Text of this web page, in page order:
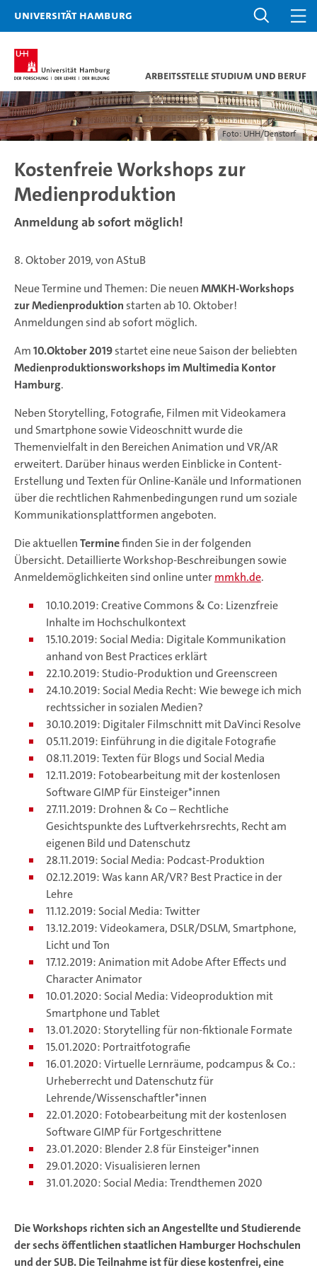
Universität Hamburg
Arbeitsstelle Studium und Beruf
Foto: UHH/Denstorf
Kostenfreie Workshops zur
Medienproduktion
Anmeldung ab sofort möglich!
8. Oktober 2019, von AStuB
Neue Termine und Themen: Die neuenMMKH-Workshops
zur Medienproduktion starten ab 10. Oktober!
Anmeldungen sind ab sofort möglich.
Am10.Oktober 2019startet eine neue Saison der beliebten
Medienproduktionsworkshops im Multimedia Kontor
Hamburg.
Neben Storytelling, Fotografie, Filmen mit Videokamera
und Smartphone sowie Videoschnitt wurde die
Themenvielfalt in den Bereichen Animation und VR/AR
erweitert. Darüber hinaus werden Einblicke in Content-
Erstellung und Texten für Online-Kanäle und Informationen
über die rechtlichen Rahmenbedingungen rund um soziale
Kommunikationsplattformen angeboten.
Die aktuellenTerminefinden Sie in der folgenden
Übersicht. Detaillierte Workshop-Beschreibungen sowie
Anmeldemöglichkeiten sind online untermmkh.de.
10.10.2019: Creative Commons & Co: Lizenzfreie
Inhalte im Hochschulkontext
15.10.2019: Social Media: Digitale Kommunikation
anhand von Best Practices erklärt
22.10.2019: Studio-Produktion und Greenscreen
24.10.2019: Social Media Recht: Wie bewege ich mich
rechtssicher in sozialen Medien?
30.10.2019: Digitaler Filmschnitt mit DaVinci Resolve
05.11.2019: Einführung in die digitale Fotografie
08.11.2019: Texten für Blogs und Social Media
12.11.2019: Fotobearbeitung mit der kostenlosen
Software GIMP für Einsteiger*innen
27.11.2019: Drohnen & Co – Rechtliche
Gesichtspunkte des Luftverkehrsrechts, Recht am
eigenen Bild und Datenschutz
28.11.2019: Social Media: Podcast-Produktion
02.12.2019: Was kann AR/VR? Best Practice in der
Lehre
11.12.2019: Social Media: Twitter
13.12.2019: Videokamera, DSLR/DSLM, Smartphone,
Licht und Ton
17.12.2019: Animation mit Adobe After Effects und
Character Animator
10.01.2020: Social Media: Videoproduktion mit
Smartphone und Tablet
13.01.2020: Storytelling für non-fiktionale Formate
15.01.2020: Portraitfotografie
16.01.2020: Virtuelle Lernräume, podcampus & Co.:
Urheberrecht und Datenschutz für
Lehrende/Wissenschaftler*innen
22.01.2020: Fotobearbeitung mit der kostenlosen
Software GIMP für Fortgeschrittene
23.01.2020: Blender 2.8 für Einsteiger*innen
29.01.2020: Visualisieren lernen
31.01.2020: Social Media: Trendthemen 2020
Die Workshops richten sich an Angestellte und Studierende
der sechs öffentlichen staatlichen Hamburger Hochschulen
und der SUB. Die Teilnahme ist für diese kostenfrei, eine